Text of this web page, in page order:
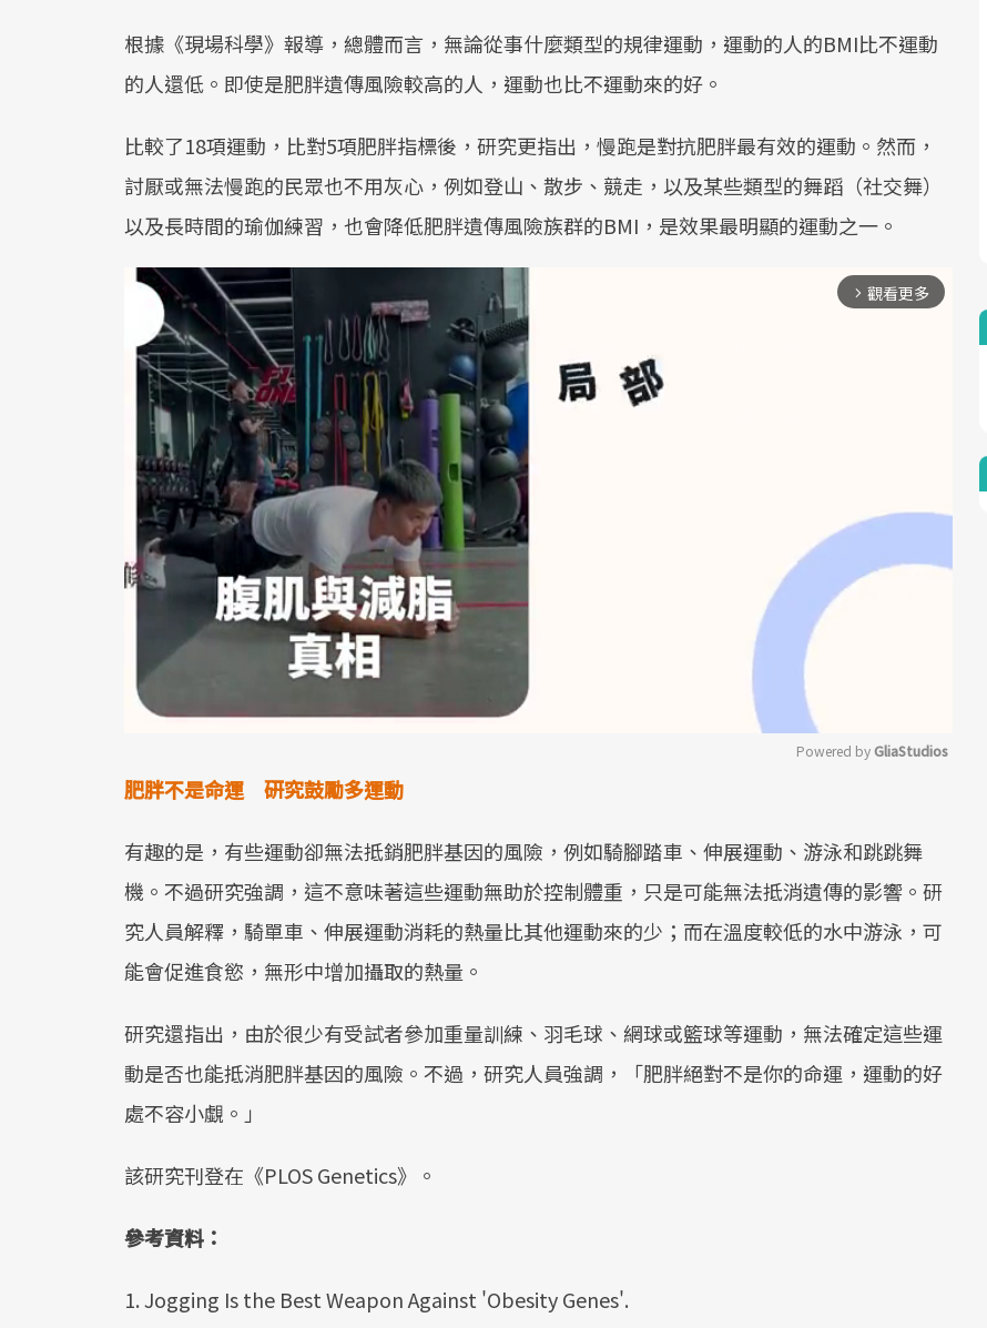
根據《現場科學》報導，總體而言，無論從事什麼類型的規律運動，運動的人的BMI比不運動
的人還低。即使是肥胖遺傳風險較高的人，運動也比不運動來的好。
比較了18項運動，比對5項肥胖指標後，研究更指出，慢跑是對抗肥胖最有效的運動。然而，
討厭或無法慢跑的民眾也不用灰心，例如登山、散步、競走，以及某些類型的舞蹈（社交舞）
以及長時間的瑜伽練習，也會降低肥胖遺傳風險族群的BMI，是效果最明顯的運動之一。
arrow_forward_ios 觀看更多
Powered by GliaStudios
肥胖不是命運 研究鼓勵多運動
有趣的是，有些運動卻無法抵銷肥胖基因的風險，例如騎腳踏車、伸展運動、游泳和跳跳舞
機。不過研究強調，這不意味著這些運動無助於控制體重，只是可能無法抵消遺傳的影響。研
究人員解釋，騎單車、伸展運動消耗的熱量比其他運動來的少；而在溫度較低的水中游泳，可
能會促進食慾，無形中增加攝取的熱量。
研究還指出，由於很少有受試者參加重量訓練、羽毛球、網球或籃球等運動，無法確定這些運
動是否也能抵消肥胖基因的風險。不過，研究人員強調，「肥胖絕對不是你的命運，運動的好
處不容小覷。」
該研究刊登在《PLOS Genetics》。
參考資料：
1. Jogging Is the Best Weapon Against 'Obesity Genes'.